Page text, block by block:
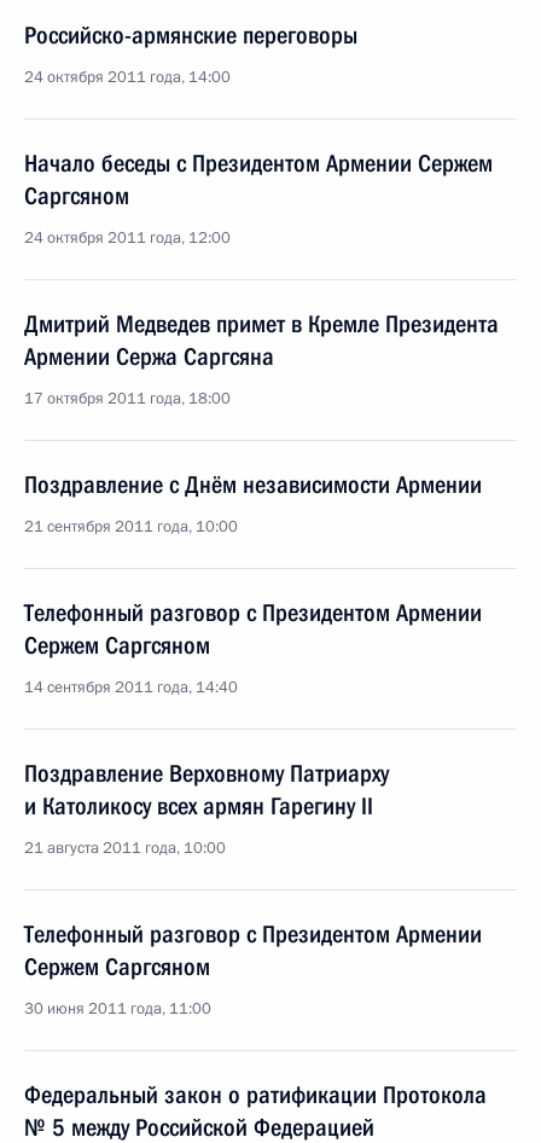
Российско-армянские переговоры
24 октября 2011 года, 14:00
Начало беседы с Президентом Армении Сержем
Саргсяном
24 октября 2011 года, 12:00
Дмитрий Медведев примет в Кремле Президента
Армении Сержа Саргсяна
17 октября 2011 года, 18:00
Поздравление с Днём независимости Армении
21 сентября 2011 года, 10:00
Телефонный разговор с Президентом Армении
Сержем Саргсяном
14 сентября 2011 года, 14:40
Поздравление Верховному Патриарху
и Католикосу всех армян Гарегину II
21 августа 2011 года, 10:00
Телефонный разговор с Президентом Армении
Сержем Саргсяном
30 июня 2011 года, 11:00
Федеральный закон о ратификации Протокола
№ 5 между Российской Федерацией